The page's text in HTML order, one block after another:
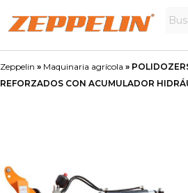
Zeppelin » Maquinaria agrícola »
REFORZADOS CON ACUMULADOR